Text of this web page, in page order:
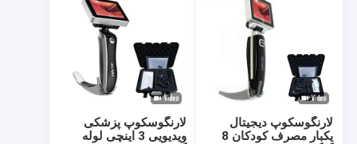
لارنگوسکوپ پزشکی
ویدیویی 3 اینچی لوله
لارنگوسکوپ دیجیتال
یکبار مصرف کودکان 8